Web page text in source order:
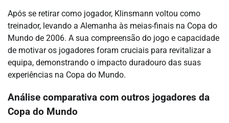
Após se retirar como jogador, Klinsmann voltou como
treinador, levando a Alemanha às meias-finais na Copa do
Mundo de 2006. A sua compreensão do jogo e capacidade
de motivar os jogadores foram cruciais para revitalizar a
equipa, demonstrando o impacto duradouro das suas
experiências na Copa do Mundo.
Análise comparativa com outros jogadores da
Copa do Mundo